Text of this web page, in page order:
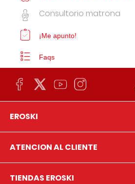
Consultorio matrona
¡Me apunto!
Faqs
EROSKI
ATENCION AL CLIENTE
TIENDAS EROSKI